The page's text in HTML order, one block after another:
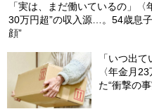
「実は、まだ働いているの」
30万円超”の収入源…。54歳息
顔”
「いつ出
〈年金月
た“衝撃の